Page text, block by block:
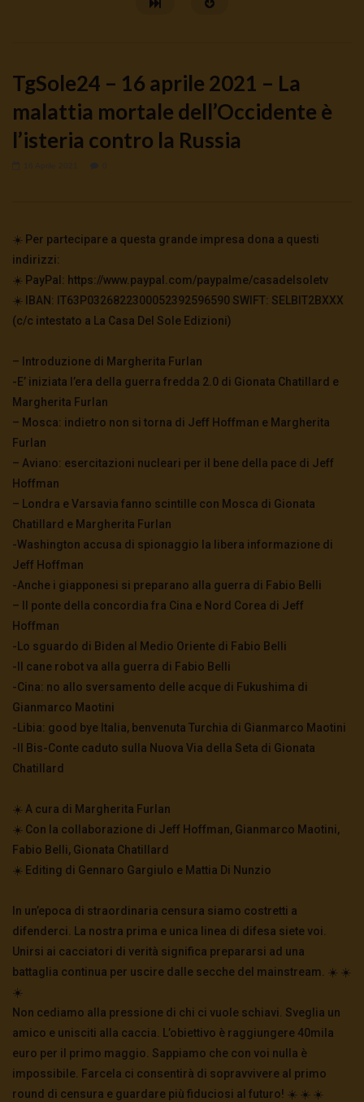
Watch Later
TgSole24 – 16 aprile 2021 – La
malattia mortale dell’Occidente è
l’isteria contro la Russia
☀️ Per partecipare a questa grande impresa dona a questi
indirizzi:
☀️ PayPal: https://www.paypal.com/paypalme/casadelsoletv
☀️ IBAN: IT63P0326822300052392596590 SWIFT: SELBIT2BXXX
(c/c intestato a La Casa Del Sole Edizioni)
– Introduzione di Margherita Furlan
-E’ iniziata l’era della guerra fredda 2.0 di Gionata Chatillard e
Margherita Furlan
– Mosca: indietro non si torna di Jeff Hoffman e Margherita
Furlan
– Aviano: esercitazioni nucleari per il bene della pace di Jeff
Hoffman
– Londra e Varsavia fanno scintille con Mosca di Gionata
Chatillard e Margherita Furlan
-Washington accusa di spionaggio la libera informazione di
Jeff Hoffman
-Anche i giapponesi si preparano alla guerra di Fabio Belli
– Il ponte della concordia fra Cina e Nord Corea di Jeff
Hoffman
-Lo sguardo di Biden al Medio Oriente di Fabio Belli
-Il cane robot va alla guerra di Fabio Belli
-Cina: no allo sversamento delle acque di Fukushima di
Gianmarco Maotini
-Libia: good bye Italia, benvenuta Turchia di Gianmarco Maotini
-Il Bis-Conte caduto sulla Nuova Via della Seta di Gionata
Chatillard
☀️ A cura di Margherita Furlan
☀️ Con la collaborazione di Jeff Hoffman, Gianmarco Maotini,
Fabio Belli, Gionata Chatillard
☀️ Editing di Gennaro Gargiulo e Mattia Di Nunzio
In un’epoca di straordinaria censura siamo costretti a
difenderci. La nostra prima e unica linea di difesa siete voi.
Unirsi ai cacciatori di verità significa prepararsi ad una
battaglia continua per uscire dalle secche del mainstream. ☀️ ☀️
☀️
Non cediamo alla pressione di chi ci vuole schiavi. Sveglia un
amico e unisciti alla caccia. L’obiettivo è raggiungere 40mila
euro per il primo maggio. Sappiamo che con voi nulla è
impossibile. Farcela ci consentirà di sopravvivere al primo
round di censura e guardare più fiduciosi al futuro! ☀️ ☀️ ☀️